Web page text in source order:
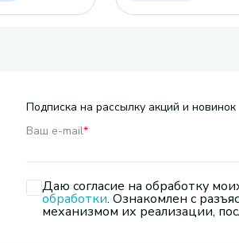
Подписка на рассылку акций и новинок
Ваш e-mail*
Даю согласие на обработку
обработки. Ознакомлен с
механизмом их реализации,